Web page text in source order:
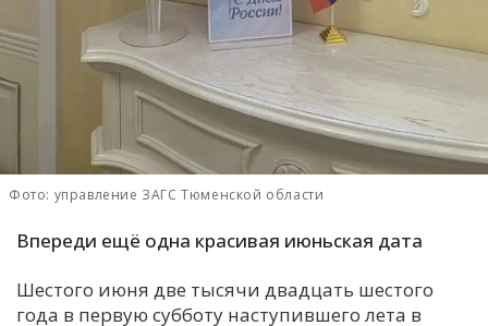
М
Н
Ч
Фото: управление ЗАГС Тюменской области
Впереди ещё одна красивая июньская дата
Шестого июня две тысячи двадцать шестого
года в первую субботу наступившего лета в